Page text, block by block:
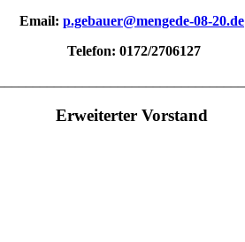
Email: p.gebauer@mengede-08-20.de
Telefon: 0172/2706127
Erweiterter Vorstand